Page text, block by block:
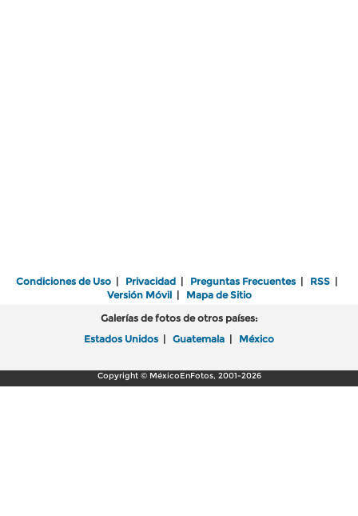
Condiciones de Uso | Privacidad | Preguntas Frecuentes | RSS |
Versión Móvil| Mapa de Sitio
Galerías de fotos de otros países:
Estados Unidos | Guatemala | México
Copyright © MéxicoEnFotos, 2001-2026